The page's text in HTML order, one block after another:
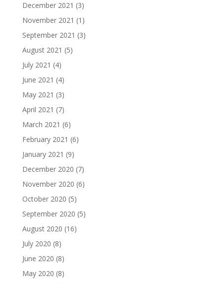
December 2021 (3)
November 2021 (1)
September 2021 (3)
August 2021 (5)
July 2021 (4)
June 2021 (4)
May 2021 (3)
April 2021 (7)
March 2021 (6)
February 2021 (6)
January 2021 (9)
December 2020 (7)
November 2020 (6)
October 2020 (5)
September 2020 (5)
August 2020 (16)
July 2020 (8)
June 2020 (8)
May 2020 (8)